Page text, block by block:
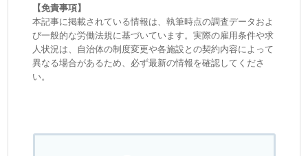
【免責事項】
本記事に掲載されている情報は、執筆時点の調査データおよ
び一般的な労働法規に基づいています。実際の雇用条件や求
人状況は、自治体の制度変更や各施設との契約内容によって
異なる場合があるため、必ず最新の情報を確認してくださ
い。